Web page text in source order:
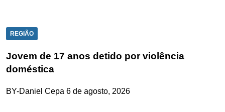
REGIÃO
Jovem de 17 anos detido por violência
doméstica
BY-Daniel Cepa 6 de agosto, 2026